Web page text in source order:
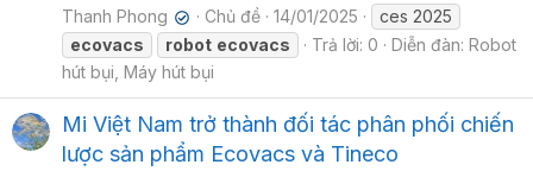
Thanh Phong ✔ Chủ đề 14/01/2025
ces 2025
ecovacs
robot ecovacs Trả lời: 0 Diễn đàn: Robot
hút bụi, Máy hút bụi
Mi Việt Nam trở thành đối tác phân phối chiến
lược sản phẩm Ecovacs và Tineco